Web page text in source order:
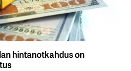
hintanotkahdus on